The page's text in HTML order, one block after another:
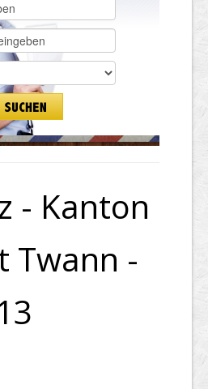
- Kanton
Twann -